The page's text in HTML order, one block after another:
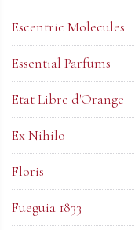
Escentric Molecules
Essential Parfums
Etat Libre d'Orange
Ex Nihilo
Floris
Fueguia 1833